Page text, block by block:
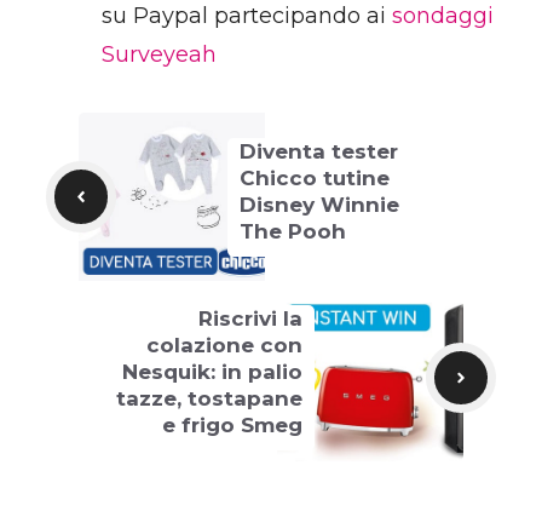
su Paypal partecipando ai sondaggi
Surveyeah
Diventa tester
Chicco tutine
Disney Winnie
The Pooh
Riscrivi la
colazione con
Nesquik: in palio
tazze, tostapane
e frigo Smeg